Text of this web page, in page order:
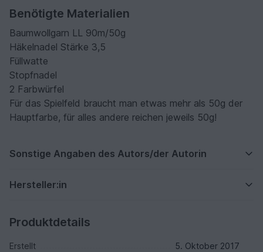
Benötigte Materialien
Baumwollgarn LL 90m/50g
Häkelnadel Stärke 3,5
Füllwatte
Stopfnadel
2 Farbwürfel
Für das Spielfeld braucht man etwas mehr als 50g der
Hauptfarbe, für alles andere reichen jeweils 50g!
Sonstige Angaben des Autors/der Autorin
Hersteller:in
Produktdetails
Erstellt
5. Oktober 2017